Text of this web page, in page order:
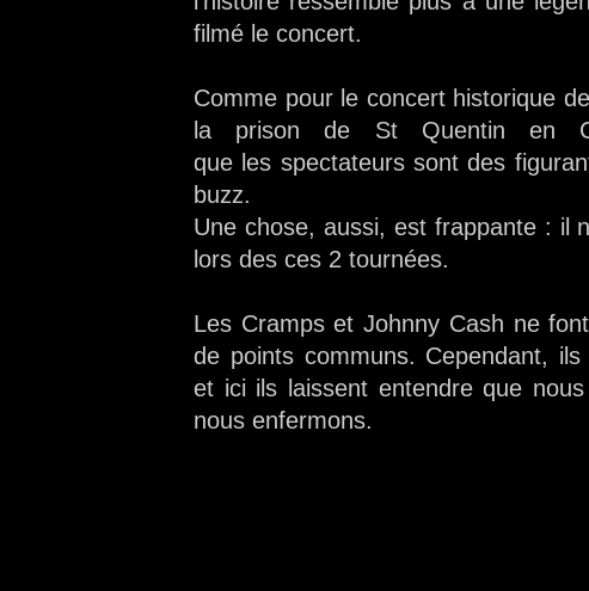
filmé le concert.
Comme pour le concert historique
la prison de St Quentin en
que les spectateurs sont des
buzz.
Une chose, aussi, est frappante : il
lors des ces 2 tournées.
Les Cramps et Johnny Cash ne
de points communs. Cependant,
et ici ils laissent entendre que
nous enfermons.